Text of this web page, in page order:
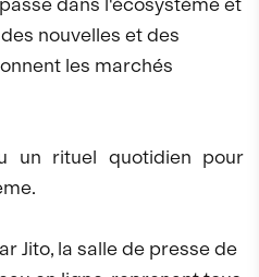
nouvelles et des
les marchés
un rituel quotidien pour
Jito, la salle de presse de